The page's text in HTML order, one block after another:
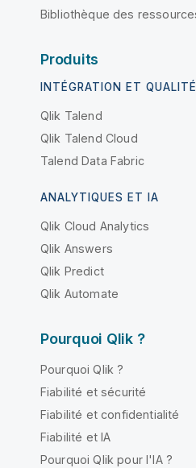
Bibliothèque des
Produits
INTÉGRATION ET
Qlik Talend
Qlik Talend Cloud
Talend Data Fabric
ANALYTIQUES ET IA
Qlik Cloud Analytics
Qlik Answers
Qlik Predict
Qlik Automate
Pourquoi Qlik ?
Pourquoi Qlik ?
Fiabilité et sécurité
Fiabilité et confidentialité
Fiabilité et IA
Pourquoi Qlik pour l'IA ?